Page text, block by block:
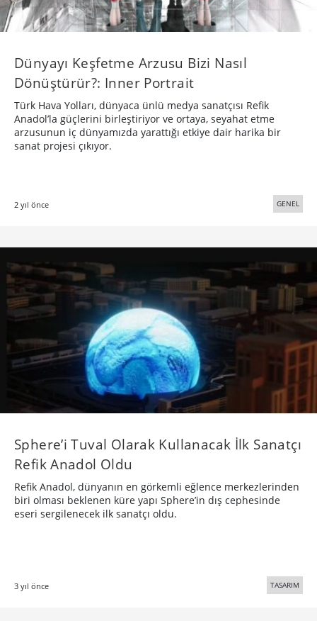
Dünyayı Keşfetme Arzusu Bizi Nasıl
Dönüştürür?: Inner Portrait
Türk Hava Yolları, dünyaca ünlü medya sanatçısı Refik
Anadol’la güçlerini birleştiriyor ve ortaya, seyahat etme
arzusunun iç dünyamızda yarattığı etkiye dair harika bir
sanat projesi çıkıyor.
2 yıl önce GENEL
Sphere’i Tuval Olarak Kullanacak İlk Sanatçı
Refik Anadol Oldu
Refik Anadol, dünyanın en görkemli eğlence merkezlerinden
biri olması beklenen küre yapı Sphere’in dış cephesinde
eseri sergilenecek ilk sanatçı oldu.
3 yıl önce TASARIM